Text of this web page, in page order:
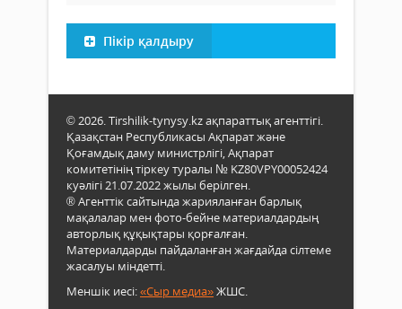
Пікір қалдыру
© 2026. Tirshilik-tynysy.kz ақпараттық агенттігі.
Қазақстан Республикасы Ақпарат және
Қоғамдық даму министрлігі, Ақпарат
комитетінің тіркеу туралы № KZ80VPY00052424
куәлігі 21.07.2022 жылы берілген.
® Агенттік сайтында жарияланған барлық
мақалалар мен фото-бейне материалдардың
авторлық құқықтары қорғалған.
Материалдарды пайдаланған жағдайда сілтеме
жасалуы міндетті.
Меншік иесі:«Сыр медиа»ЖШС.